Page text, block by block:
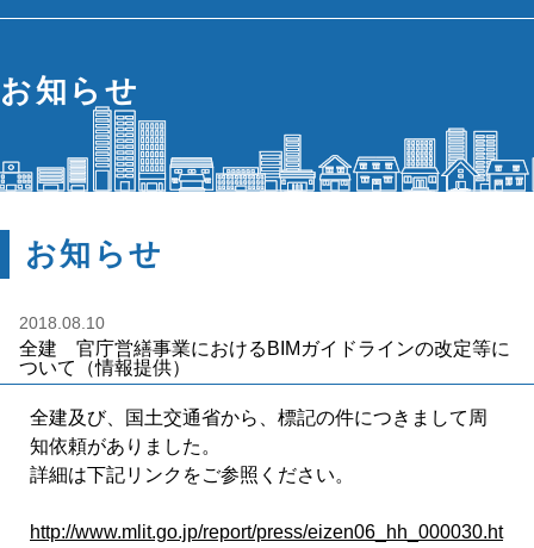
お知らせ
お知らせ
2018.08.10
全建 官庁営繕事業におけるBIMガイドラインの改定等に
ついて（情報提供）
全建及び、国土交通省から、標記の件につきまして周
知依頼がありました。
詳細は下記リンクをご参照ください。
http://www.mlit.go.jp/report/press/eizen06_hh_000030.ht